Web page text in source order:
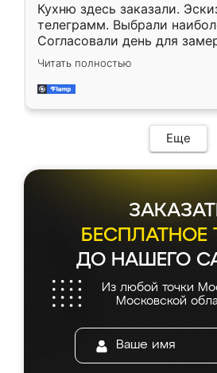
Кухню здесь заказали.
телеграмм. Выбрали
Согласовали день для
недели кухня была уже
довольны работой. Спасибо
мебель за качественную
Читать полностью
Еще
БЕСПЛАТНОЕ
ДО НАШЕГО
Из любой точки
Московской